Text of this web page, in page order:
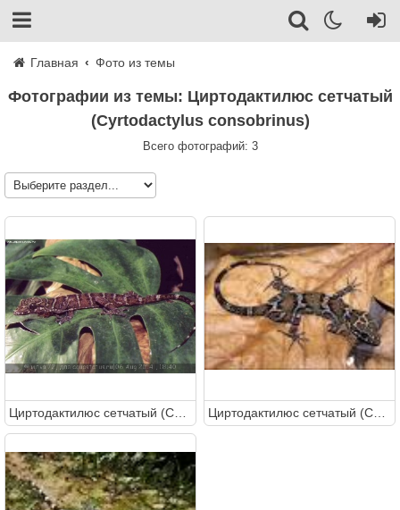
Главная Фото из темы
Фотографии из темы: Циртодактилюс сетчатый
(Cyrtodactylus consobrinus)
Всего фотографий: 3